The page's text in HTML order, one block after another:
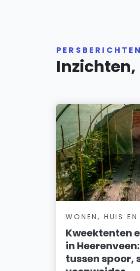
Inzichten,
WONEN, HUIS EN
Kweektenten
in
tussen spoor,